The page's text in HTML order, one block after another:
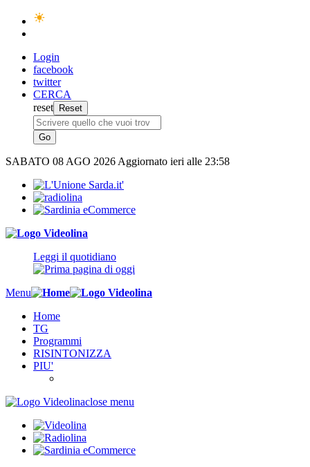
Login
facebook
twitter
CERCA
reset
SABATO 08 AGO 2026 Aggiornato ieri alle 23:58
Leggi il quotidiano
Menu
Home
TG
Programmi
RISINTONIZZA
PIU'
close menu